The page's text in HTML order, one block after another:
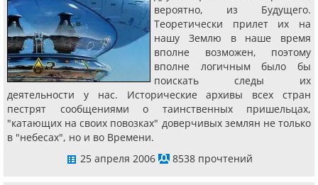
вероятно, из Будущего.
Теоретически прилет их на
нашу Землю в наше время
вполне возможен, поэтому
вполне логичным было бы
поискать следы их
деятельности у нас. Исторические архивы всех стран
пестрят сообщениями о таинственных пришельцах,
"катающих на своих повозках" доверчивых землян не только
в "небесах", но и во Времени.
25 апреля 2006
8538 прочтений